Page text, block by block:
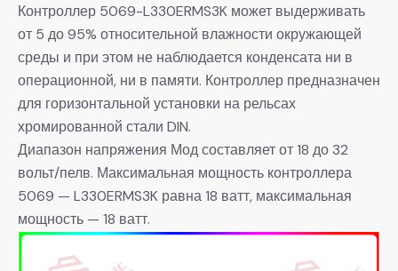
Контроллер 5069-L330ERMS3K может выдерживать
от 5 до 95% относительной влажности окружающей
среды и при этом не наблюдается конденсата ни в
операционной, ни в памяти. Контроллер предназначен
для горизонтальной установки на рельсах
хромированной стали DIN.
Диапазон напряжения Мод составляет от 18 до 32
вольт/пелв. Максимальная мощность контроллера
5069 — L330ERMS3K равна 18 ватт, максимальная
мощность — 18 ватт.